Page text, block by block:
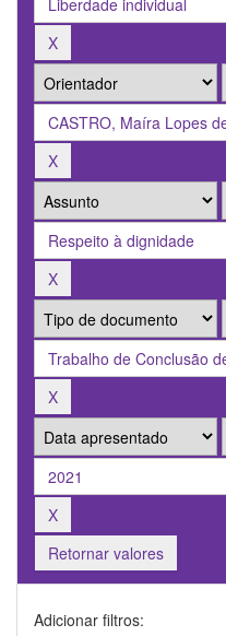
Retornar valores
Adicionar filtros: